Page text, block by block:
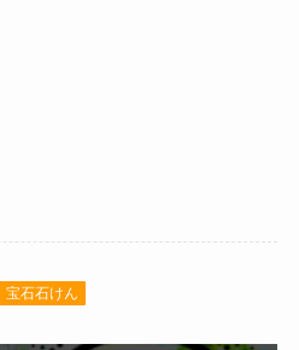
宝石石けん